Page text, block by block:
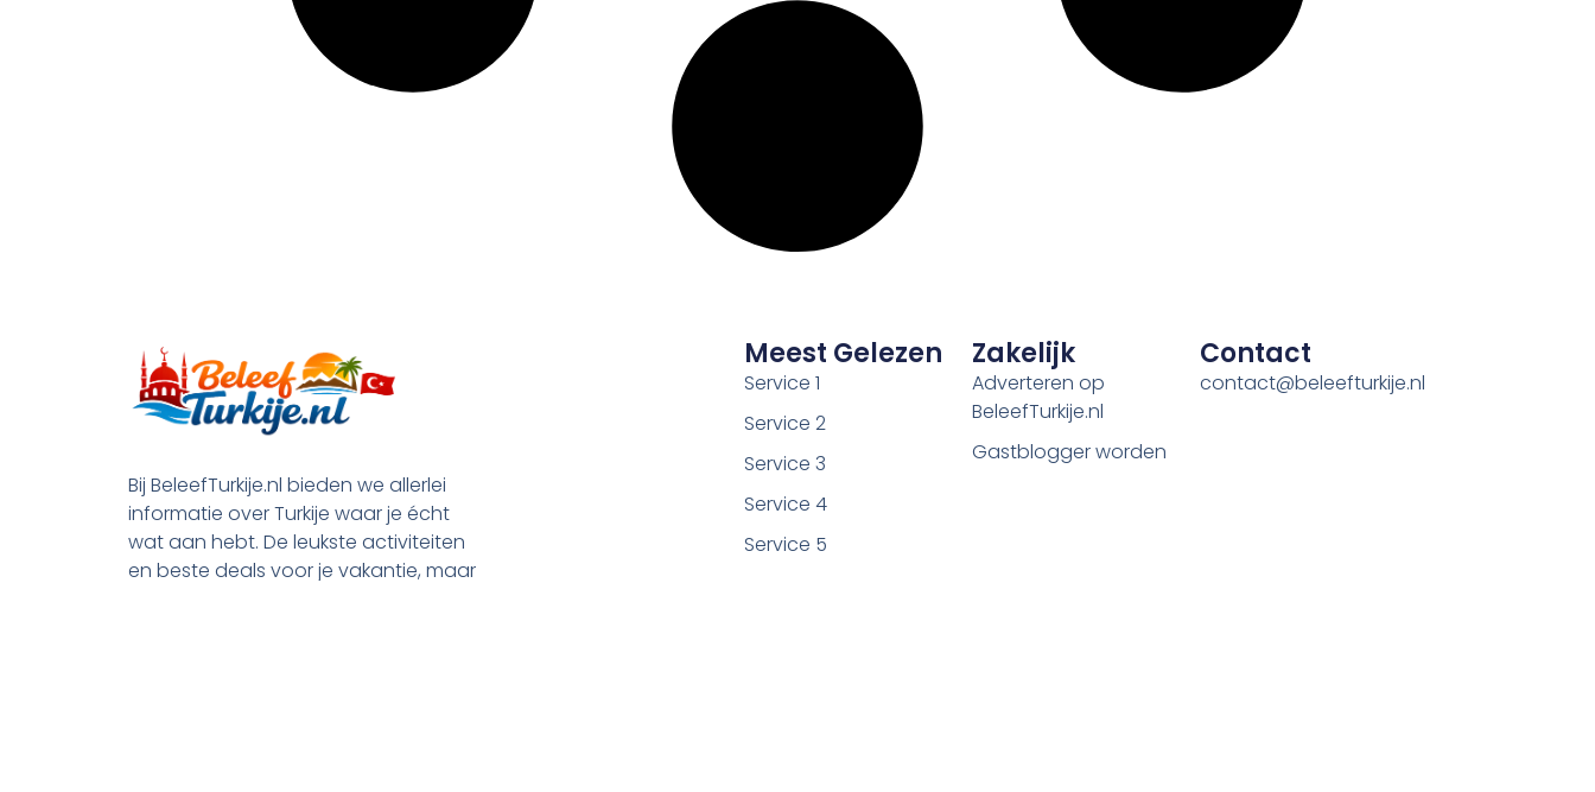
Bij BeleefTurkije.nl bieden we allerlei
informatie over Turkije waar je écht
wat aan hebt. De leukste activiteiten
en beste deals voor je vakantie, maar
Meest Gelezen
Service 1
Service 2
Service 3
Service 4
Service 5
Zakelijk
Adverteren op
BeleefTurkije.nl
Gastblogger worden
Contact
contact@beleefturkije.nl